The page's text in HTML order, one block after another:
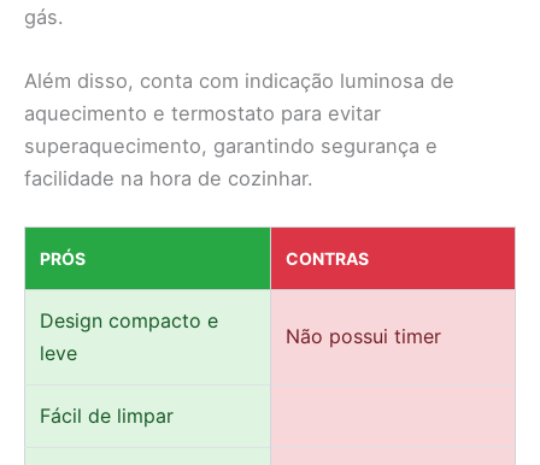
gás.
Além disso, conta com indicação luminosa de
aquecimento e termostato para evitar
superaquecimento, garantindo segurança e
facilidade na hora de cozinhar.
PRÓS CONTRAS
Design compacto e
leve
Não possui timer
Fácil de limpar